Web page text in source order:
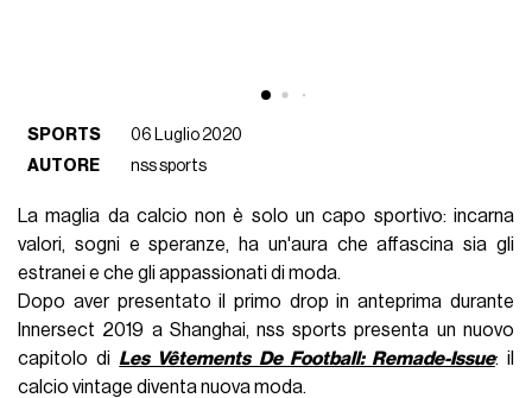
SPORTS
06 Luglio 2020
AUTORE
nss sports
La maglia da calcio non è solo un capo sportivo: incarna
valori, sogni e speranze, ha un'aura che affascina sia gli
estranei e che gli appassionati di moda.
Dopo aver presentato il primo drop in anteprima durante
Innersect 2019 a Shanghai, nss sports presenta un nuovo
capitolo di Les Vêtements De Football: Remade-Issue: il
calcio vintage diventa nuova moda.